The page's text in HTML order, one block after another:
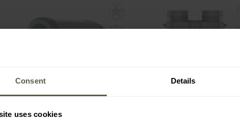
Consent Details
uses cookies
PROMOTII
Telemetru cu laser Bushnell